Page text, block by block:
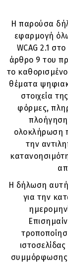
Η παρούσα
εφαρμογή
WCAG 2.1
άρθρο 9 του
το
θέματα
στοιχεία
φόρμες,
ολοκλήρωση
την
Η δήλωση
για την
συμμόρφωσης